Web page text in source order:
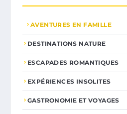
AVENTURES EN FAMILLE
DESTINATIONS NATURE
ESCAPADES ROMANTIQUES
EXPÉRIENCES INSOLITES
GASTRONOMIE ET VOYAGES